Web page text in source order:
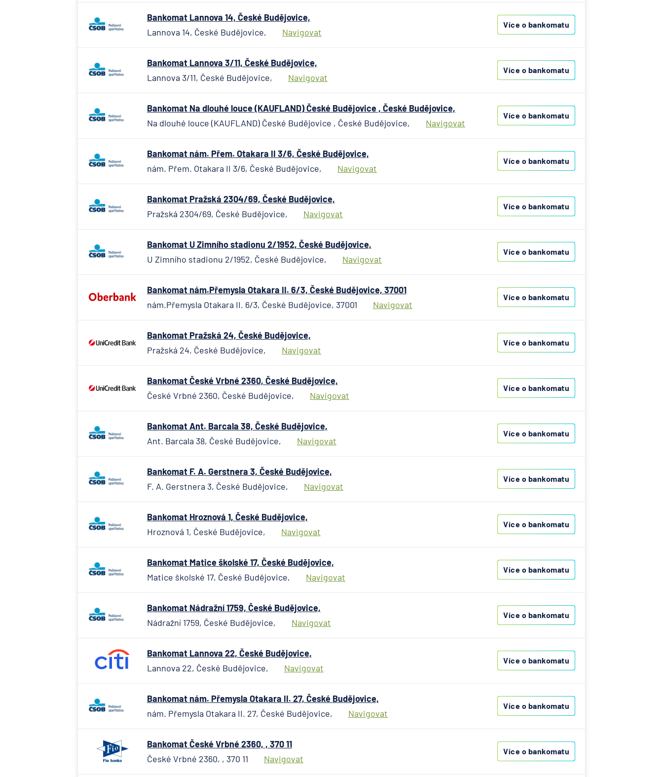
spořitelna
České
spořitelny
UniCredit
Bank
Bankomat Lannova 14, České Budějovice,
Lannova 14, České Budějovice,
Navigovat
Více o bankomatu
Bankomat Lannova 3/11, České Budějovice,
Lannova 3/11, České Budějovice,
Navigovat
Více o bankomatu
Bankomat Na dlouhé louce (KAUFLAND) České Budějovice , České Budějovice,
Na dlouhé louce (KAUFLAND) České Budějovice , České Budějovice,
Navigovat
Více o bankomatu
Bankomat nám. Přem. Otakara II 3/6, České Budějovice,
nám. Přem. Otakara II 3/6, České Budějovice,
Navigovat
Více o bankomatu
Bankomat Pražská 2304/69, České Budějovice,
Pražská 2304/69, České Budějovice,
Navigovat
Více o bankomatu
Bankomat U Zimního stadionu 2/1952, České Budějovice,
U Zimního stadionu 2/1952, České Budějovice,
Navigovat
Více o bankomatu
Bankomat nám.Přemysla Otakara II. 6/3, České Budějovice, 37001
nám.Přemysla Otakara II. 6/3, České Budějovice, 37001
Navigovat
Více o bankomatu
Bankomat Pražská 24, České Budějovice,
Pražská 24, České Budějovice,
Navigovat
Více o bankomatu
Bankomat České Vrbné 2360, České Budějovice,
České Vrbné 2360, České Budějovice,
Navigovat
Více o bankomatu
Bankomat Ant. Barcala 38, České Budějovice,
Ant. Barcala 38, České Budějovice,
Navigovat
Více o bankomatu
Bankomat F. A. Gerstnera 3, České Budějovice,
F. A. Gerstnera 3, České Budějovice,
Navigovat
Více o bankomatu
Bankomat Hroznová 1, České Budějovice,
Hroznová 1, České Budějovice,
Navigovat
Více o bankomatu
Bankomat Matice školské 17, České Budějovice,
Matice školské 17, České Budějovice,
Navigovat
Více o bankomatu
Bankomat Nádražní 1759, České Budějovice,
Nádražní 1759, České Budějovice,
Navigovat
Více o bankomatu
Bankomat Lannova 22, České Budějovice,
Lannova 22, České Budějovice,
Navigovat
Více o bankomatu
Bankomat nám. Přemysla Otakara II. 27, České Budějovice,
nám. Přemysla Otakara II. 27, České Budějovice,
Navigovat
Více o bankomatu
Bankomat České Vrbné 2360, , 370 11
České Vrbné 2360, , 370 11
Navigovat
Více o bankomatu